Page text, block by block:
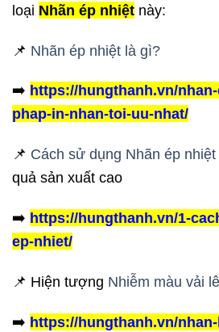
loại Nhãn ép nhiệt này:
📌 Nhãn ép nhiệt là gì?
➡️ https://hungthanh.vn/
phap-in-nhan-toi-uu-nhat/
📌 Cách sử dụng Nhãn ép nhiệt
quả sản xuất cao
➡️ https://hungthanh.vn/1-
ep-nhiet/
📌 Hiện tượng Nhiễm màu vải
➡️ https://hungthanh.vn/